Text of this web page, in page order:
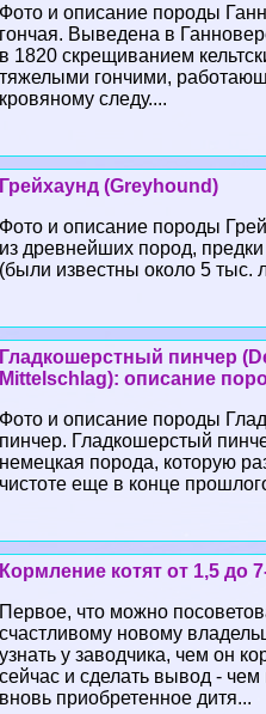
Фото и описание породы
гончая. Выведена в
в 1820 скрещиванием
тяжелыми гончими,
кровяному следу....
Грейхаунд (Greyhound)
Фото и описание породы
из древнейших пород, предки
(были известны около 5 тыс.
Гладкошерстный пинчер
Mittelschlag): описание
Фото и описание породы
пинчер. Гладкошерстый
немецкая порода, которую
чистоте еще в конце
Кормление котят от 1,5 до
Первое, что можно
счастливому новому
узнать у заводчика, чем он
сейчас и сделать вывод - чем
вновь приобретенное дитя...